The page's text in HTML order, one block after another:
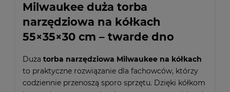
Milwaukee duża torba
narzędziowa na kółkach
55×35×30 cm – twarde dno
Duża torba narzędziowa Milwaukee na kółkach
to praktyczne rozwiązanie dla fachowców, którzy
codziennie przenoszą sporo sprzętu. Dzięki kółkom